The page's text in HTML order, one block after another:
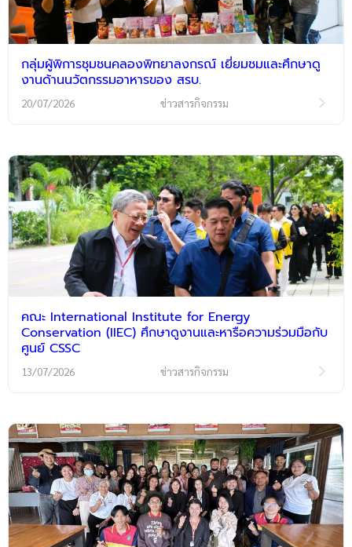
กลุ่มผู้พิการชุมชนคลองพิทยาลงกรณ์ เยี่ยมชมและศึกษาดู
งานด้านนวัตกรรมอาหารของ สรบ.
20/07/2026 ข่าวสารกิจกรรม
คณะ International Institute for Energy
Conservation (IIEC) ศึกษาดูงานและหารือความร่วมมือกับ
ศูนย์ CSSC
13/07/2026 ข่าวสารกิจกรรม